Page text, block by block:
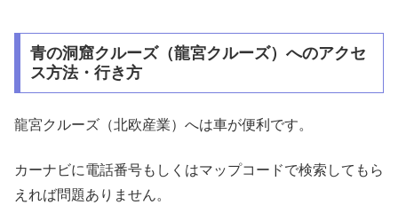
青の洞窟クルーズ（龍宮クルーズ）へのアクセ
ス方法・行き方
龍宮クルーズ（北欧産業）へは車が便利です。
カーナビに電話番号もしくはマップコードで検索してもら
えれば問題ありません。